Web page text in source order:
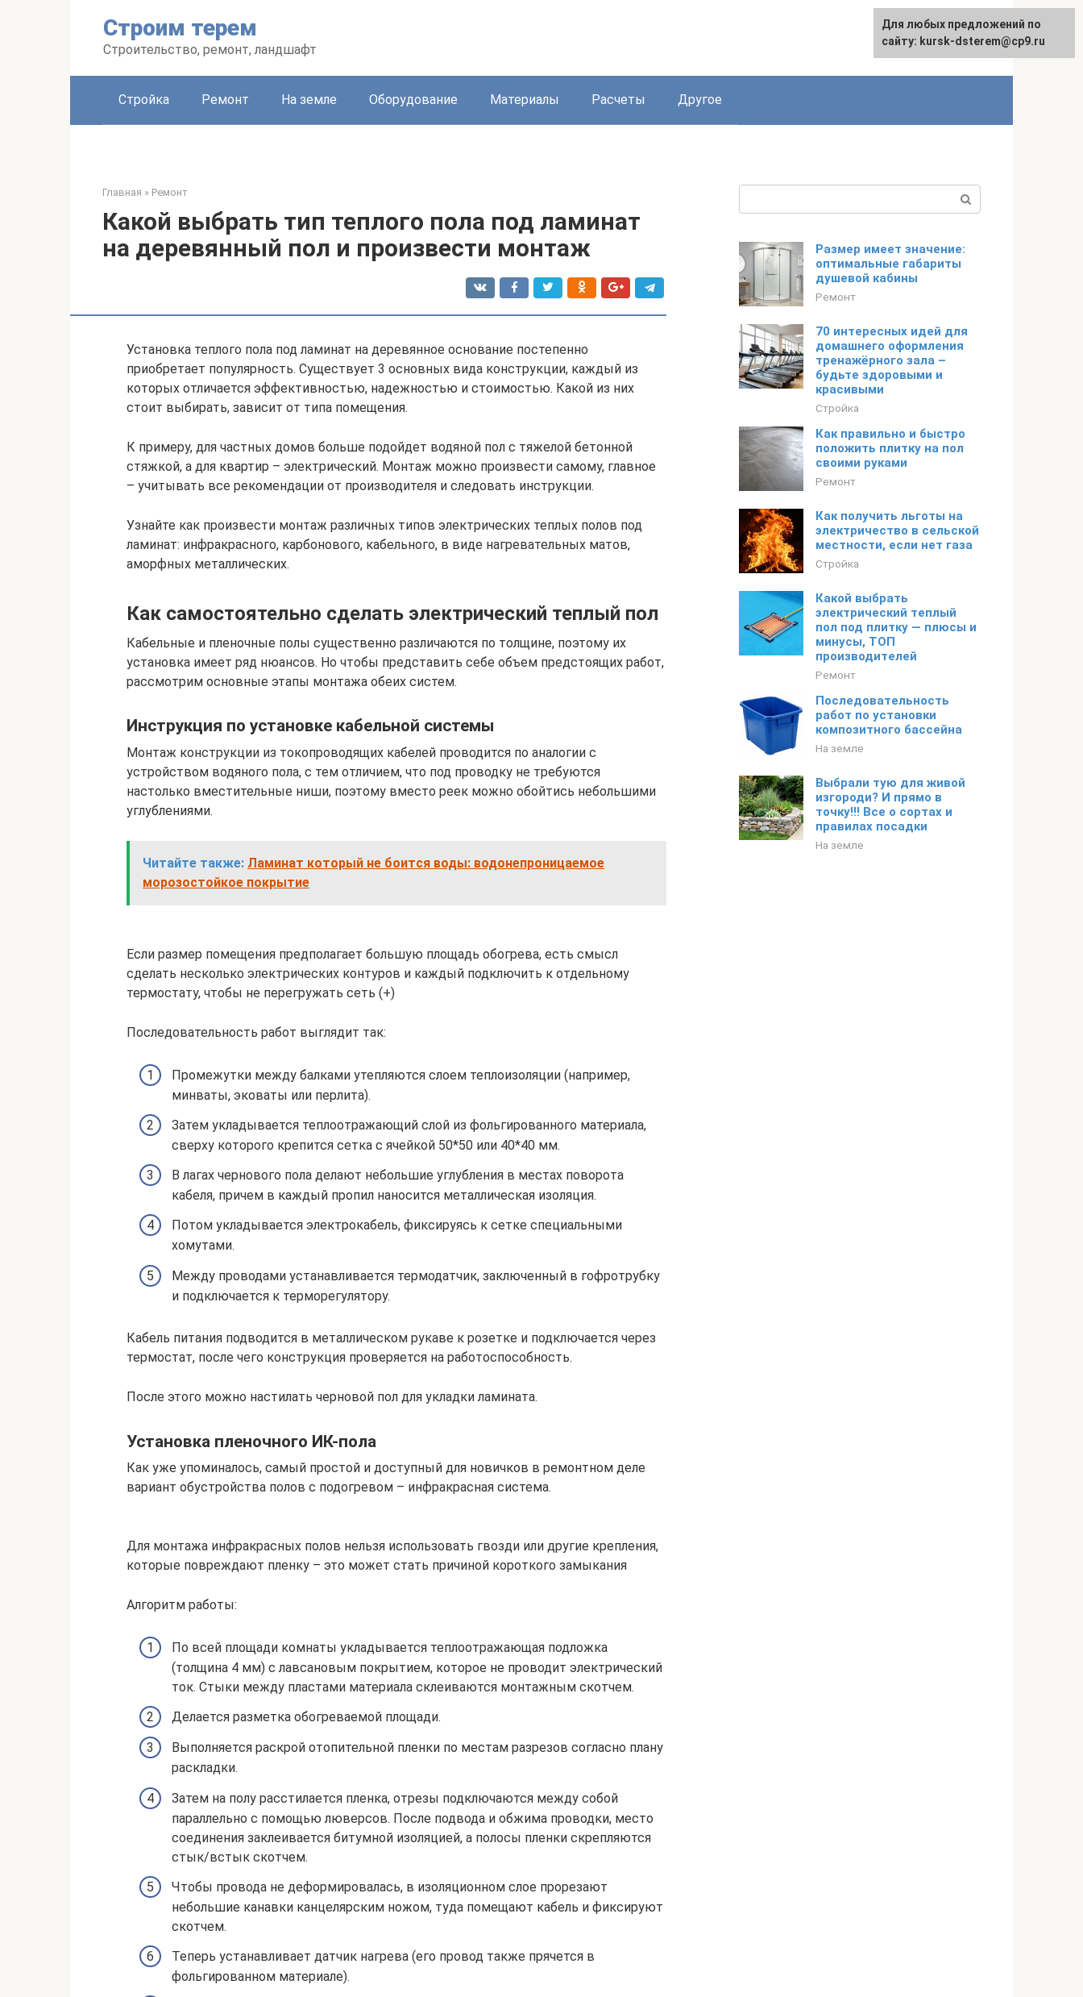
Строим терем
Строительство, ремонт, ландшафт
English
Стройка Ремонт На земле Оборудование Материалы Расчеты Другое
Главная » Ремонт
Какой выбрать тип теплого пола под ламинат
на деревянный пол и произвести монтаж
Установка теплого пола под ламинат на деревянное основание постепенно
приобретает популярность. Существует 3 основных вида конструкции, каждый из
которых отличается эффективностью, надежностью и стоимостью. Какой из них
стоит выбирать, зависит от типа помещения.
К примеру, для частных домов больше подойдет водяной пол с тяжелой бетонной
стяжкой, а для квартир – электрический. Монтаж можно произвести самому, главное
– учитывать все рекомендации от производителя и следовать инструкции.
Узнайте как произвести монтаж различных типов электрических теплых полов под
ламинат: инфракрасного, карбонового, кабельного, в виде нагревательных матов,
аморфных металлических.
Как самостоятельно сделать электрический теплый пол
Кабельные и пленочные полы существенно различаются по толщине, поэтому их
установка имеет ряд нюансов. Но чтобы представить себе объем предстоящих работ,
рассмотрим основные этапы монтажа обеих систем.
Инструкция по установке кабельной системы
Монтаж конструкции из токопроводящих кабелей проводится по аналогии с
устройством водяного пола, с тем отличием, что под проводку не требуются
настолько вместительные ниши, поэтому вместо реек можно обойтись небольшими
углублениями.
Читайте также: Ламинат который не боится воды: водонепроницаемое
морозостойкое покрытие
Если размер помещения предполагает большую площадь обогрева, есть смысл
сделать несколько электрических контуров и каждый подключить к отдельному
термостату, чтобы не перегружать сеть (+)
Последовательность работ выглядит так:
Промежутки между балками утепляются слоем теплоизоляции (например,
минваты, эковаты или перлита).
Затем укладывается теплоотражающий слой из фольгированного материала,
сверху которого крепится сетка с ячейкой 50*50 или 40*40 мм.
В лагах чернового пола делают небольшие углубления в местах поворота
кабеля, причем в каждый пропил наносится металлическая изоляция.
Потом укладывается электрокабель, фиксируясь к сетке специальными
хомутами.
Между проводами устанавливается термодатчик, заключенный в гофротрубку
и подключается к терморегулятору.
Кабель питания подводится в металлическом рукаве к розетке и подключается через
термостат, после чего конструкция проверяется на работоспособность.
После этого можно настилать черновой пол для укладки ламината.
Установка пленочного ИК-пола
Как уже упоминалось, самый простой и доступный для новичков в ремонтном деле
вариант обустройства полов с подогревом – инфракрасная система.
Для монтажа инфракрасных полов нельзя использовать гвозди или другие крепления,
которые повреждают пленку – это может стать причиной короткого замыкания
Алгоритм работы:
По всей площади комнаты укладывается теплоотражающая подложка
(толщина 4 мм) с лавсановым покрытием, которое не проводит электрический
ток. Стыки между пластами материала склеиваются монтажным скотчем.
Делается разметка обогреваемой площади.
Выполняется раскрой отопительной пленки по местам разрезов согласно плану
раскладки.
Затем на полу расстилается пленка, отрезы подключаются между собой
параллельно с помощью люверсов. После подвода и обжима проводки, место
соединения заклеивается битумной изоляцией, а полосы пленки скрепляются
стык/встык скотчем.
Чтобы провода не деформировалась, в изоляционном слое прорезают
небольшие канавки канцелярским ножом, туда помещают кабель и фиксируют
скотчем.
Теперь устанавливает датчик нагрева (его провод также прячется в
фольгированном материале).
Размер имеет значение:
оптимальные габариты
душевой кабины
Ремонт
70 интересных идей для
домашнего оформления
тренажёрного зала –
будьте здоровыми и
красивыми
Стройка
Как правильно и быстро
положить плитку на пол
своими руками
Ремонт
Как получить льготы на
электричество в сельской
местности, если нет газа
Стройка
Какой выбрать
электрический теплый
пол под плитку — плюсы и
минусы, ТОП
производителей
Ремонт
Последовательность
работ по установки
композитного бассейна
На земле
Выбрали тую для живой
изгороди? И прямо в
точку!!! Все о сортах и
правилах посадки
На земле
Для любых предложений по
сайту: kursk-dsterem@cp9.ru